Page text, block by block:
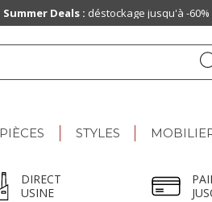
PIÈCES STYLES
DIRECT
USINE
Paiement jusqu'à48x